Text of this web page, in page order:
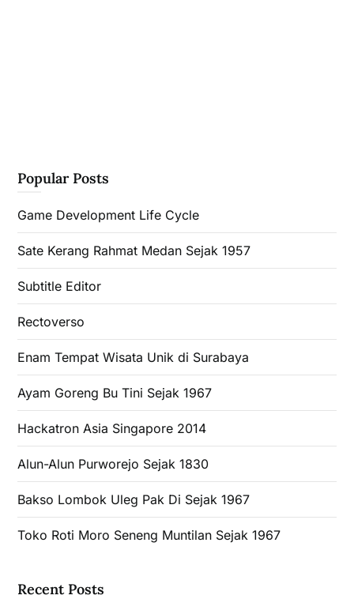
Popular Posts
Game Development Life Cycle
Sate Kerang Rahmat Medan Sejak 1957
Subtitle Editor
Rectoverso
Enam Tempat Wisata Unik di Surabaya
Ayam Goreng Bu Tini Sejak 1967
Hackatron Asia Singapore 2014
Alun-Alun Purworejo Sejak 1830
Bakso Lombok Uleg Pak Di Sejak 1967
Toko Roti Moro Seneng Muntilan Sejak 1967
Recent Posts